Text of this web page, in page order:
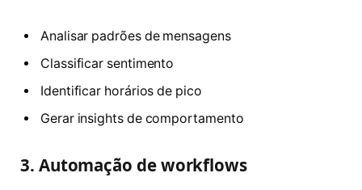
Analisar padrões de mensagens
Classificar sentimento
Identificar horários de pico
Gerar insights de comportamento
3. Automação de workflows